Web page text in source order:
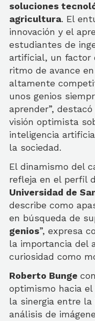
soluciones
agricultura. El
innovación y el
estudiantes de
artificial, un factor
ritmo de avance
altamente
unos genios
aprender”, destacó
visión optimista
inteligencia
la sociedad.
El dinamismo del
refleja en el perfil
Universidad de
describe como
en búsqueda de
genios”, expresa
la importancia del
curiosidad como
Roberto Bunge
optimismo hacia
la sinergia entre
análisis de